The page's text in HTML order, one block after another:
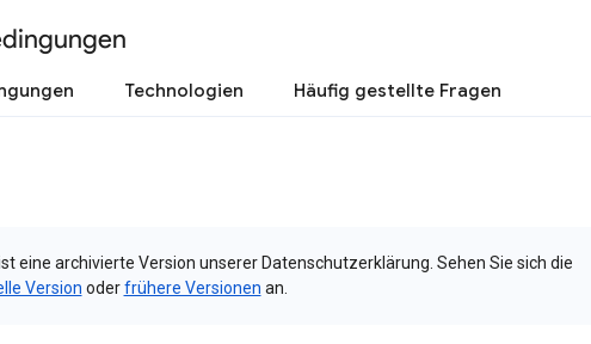
Technologien Häufig gestellte Fragen
eine archivierte Version unserer Datenschutzerklärung. Sehen Sie sich die
Version oderfrühere Versionen an.